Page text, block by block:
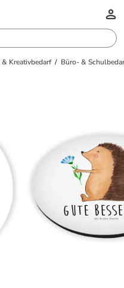
Kreativbedarf Büro- &